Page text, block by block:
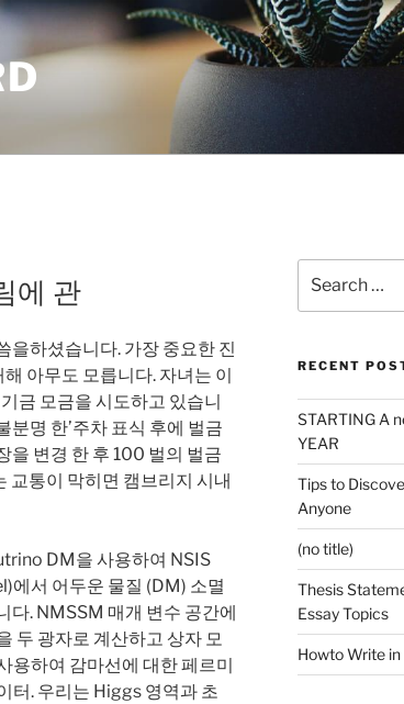
에 관
을하셨습니다. 가장 중요한 진
아무도 모릅니다. 자녀는 이
금 모금을 시도하고 있습니
분명 한’주차 표식 후에 벌금
을 변경 한 후 100 벌의 벌금
통이 막히면 캠브리지 시내
DM을 사용하여 NSIS
서 어두운 물질 (DM) 소멸
다. NMSSM 매개 변수 공간에
두 광자로 계산하고 상자 모
용하여 감마선에 대한 페르미
터. 우리는 Higgs 영역과 초
for:
RECENT
STARTING A
YEAR
Tips to
Anyone
(no title)
Thesis
Essay Topics
Howto Write